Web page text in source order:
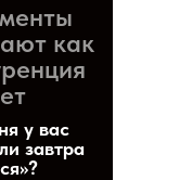
у вас
завтра
как